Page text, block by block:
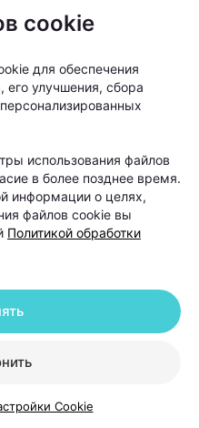
Однако первые
лечения.
волос, а затем
становятся
Именно этот признак
сигналов того, что
волос
нужна и что
cookie
для обеспечения
его улучшения, сбора
использования файлов
в более позднее время.
информации о целях,
файлов cookie вы
Политикой обработки
Cookie